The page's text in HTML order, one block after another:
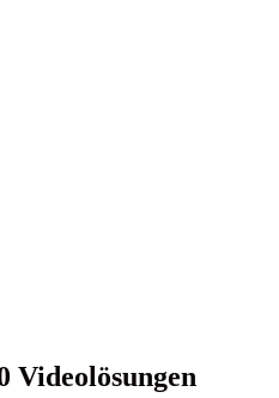
Video­lö­sun­gen